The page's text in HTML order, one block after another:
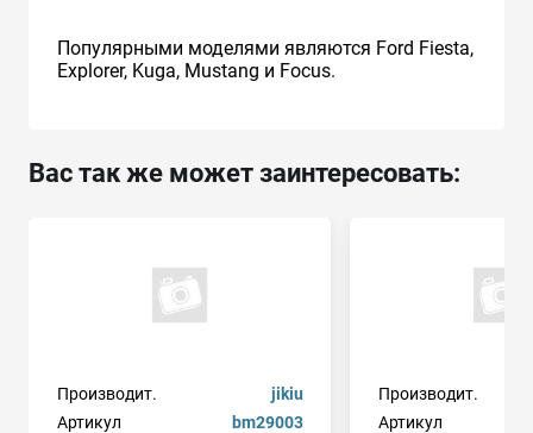
Популярными моделями являются Ford Fiesta,
Explorer, Kuga, Mustang и Focus.
Вас так же может заинтересовать:
Производит.
jikiu
Артикул
bm29003
Производит.
Артикул